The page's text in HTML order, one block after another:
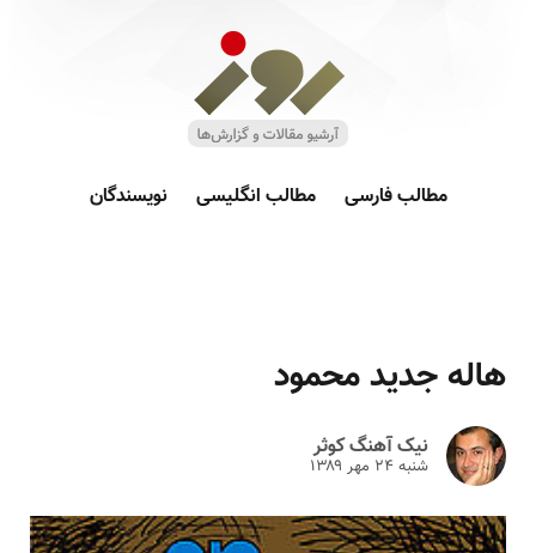
مطالب فارسی مطالب انگلیسی نویسندگان
هاله جدید محمود
نیک آهنگ کوثر
شنبه ۲۴ مهر ۱۳۸۹